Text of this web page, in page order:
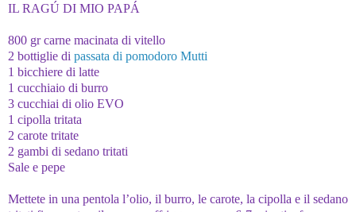
IL RAGÚ DI MIO PAPÁ
800 gr carne macinata di vitello
2 bottiglie di passata di pomodoro Mutti
1 bicchiere di latte
1 cucchiaio di burro
3 cucchiai di olio EVO
1 cipolla tritata
2 carote tritate
2 gambi di sedano tritati
Sale e pepe
Mettete in una pentola l’olio, il burro, le carote, la cipolla e il sedano